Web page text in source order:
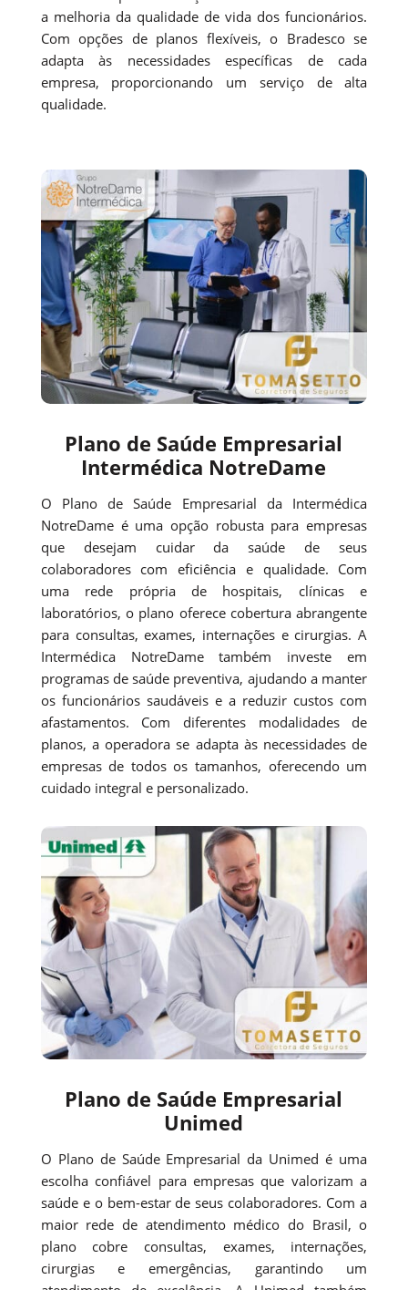
a melhoria da qualidade de vida dos funcionários.
Com opções de planos flexíveis, o Bradesco se
adapta às necessidades específicas de cada
empresa, proporcionando um serviço de alta
qualidade.
Plano de Saúde Empresarial
Intermédica NotreDame
O Plano de Saúde Empresarial da Intermédica
NotreDame é uma opção robusta para empresas
que desejam cuidar da saúde de seus
colaboradores com eficiência e qualidade. Com
uma rede própria de hospitais, clínicas e
laboratórios, o plano oferece cobertura abrangente
para consultas, exames, internações e cirurgias. A
Intermédica NotreDame também investe em
programas de saúde preventiva, ajudando a manter
os funcionários saudáveis e a reduzir custos com
afastamentos. Com diferentes modalidades de
planos, a operadora se adapta às necessidades de
empresas de todos os tamanhos, oferecendo um
cuidado integral e personalizado.
Plano de Saúde Empresarial
Unimed
O Plano de Saúde Empresarial da Unimed é uma
escolha confiável para empresas que valorizam a
saúde e o bem-estar de seus colaboradores. Com a
maior rede de atendimento médico do Brasil, o
plano cobre consultas, exames, internações,
cirurgias e emergências, garantindo um